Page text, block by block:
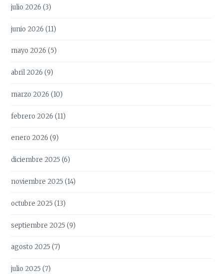
julio 2026 (3)
junio 2026 (11)
mayo 2026 (5)
abril 2026 (9)
marzo 2026 (10)
febrero 2026 (11)
enero 2026 (9)
diciembre 2025 (6)
noviembre 2025 (14)
octubre 2025 (13)
septiembre 2025 (9)
agosto 2025 (7)
julio 2025 (7)